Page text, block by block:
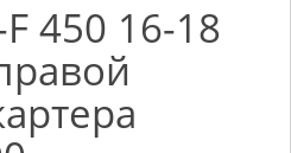
F 450 16-18